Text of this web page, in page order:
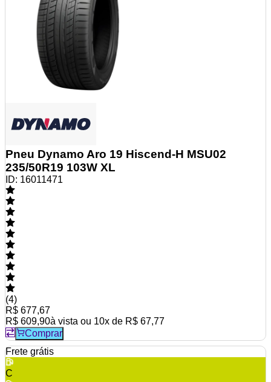
Pneu Dynamo Aro 19 Hiscend-H MSU02
235/50R19 103W XL
ID: 16011471
(4)
R$ 677,67
R$ 609,90à vista ou 10x de R$ 67,77
Comprar
Frete grátis
C